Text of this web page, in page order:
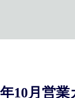
10月営